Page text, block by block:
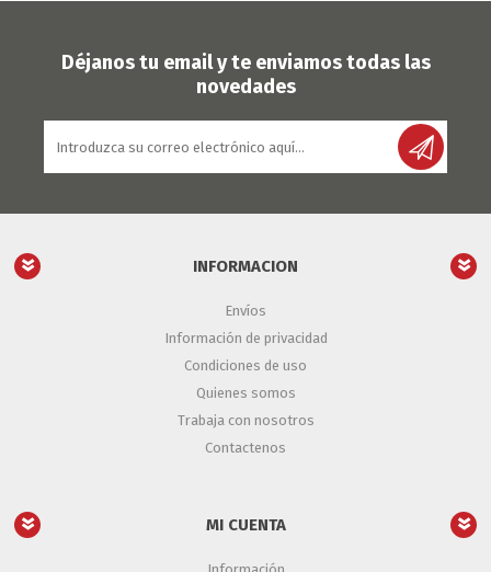
Déjanos tu email y te enviamos todas las
novedades
INFORMACION
Envíos
Información de privacidad
Condiciones de uso
Quienes somos
Trabaja con nosotros
Contactenos
MI CUENTA